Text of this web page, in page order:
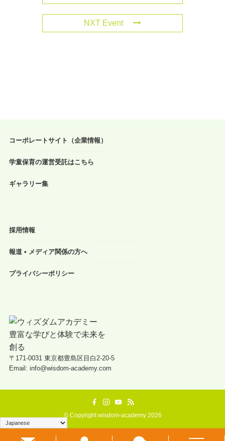
NXT Event
コーポレートサイト（企業情報）
学童保育の運営受託はこちら
ギャラリー集
採用情報
報道 • メディア関係の方へ
プライバシーポリシー
〒171-0031 東京都豊島区目白2-20-5
Email: info@wisdom-academy.com
©Copyright wisdom-academy 2026